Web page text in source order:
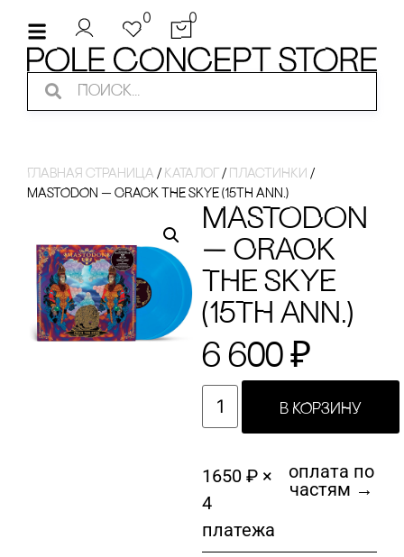
0 0
Главная страница / Каталог / ПЛАсТИНКИ /
MASTODON — CRACK THE SKYE (15TH ANN.)
MASTODON
— CRACK
THE SKYE
(15TH ANN.)
6 600 ₽
В КОРЗИНУ
1650 ₽ ×
4
платежа
оплата по
частям →